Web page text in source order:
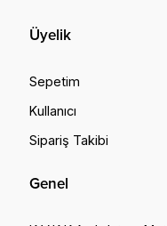
Üyelik
Sepetim
Kullanıcı
Sipariş Takibi
Genel